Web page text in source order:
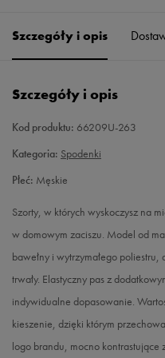
M Powiadom o
XXL Powiadom o
Szczegóły i opis
Szczegóły i opis
Kod produktu: 66209U-263
Kategoria: Spodenki
Płeć: Męskie
Szorty, w których wyskoczysz na
w domowym zaciszu. Model od
bawełny i wytrzymałego
trwały. Elastyczny pas z
indywidualne dopasowanie.
kieszenie, dzięki którym
logo brandu, mocno kontrastujące